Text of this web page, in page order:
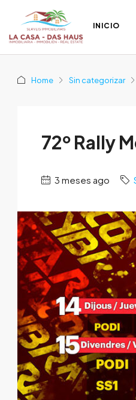
INICIO
Home Sin categorizar
72º Rally
3 meses ago